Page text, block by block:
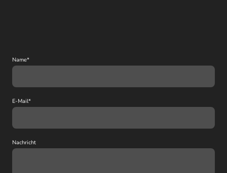
Name*
E-Mail*
Nachricht